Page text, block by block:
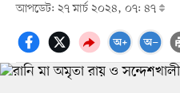
আপডেট: ২৭ মার্চ ২০২৪, ০৭: ৪৭